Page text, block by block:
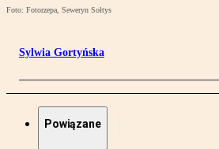
Foto: Fotorzepa, Seweryn Sołtys
Sylwia Gortyńska
Powiązane